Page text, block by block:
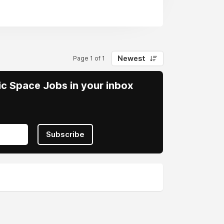
Page 1 of 1 Newest
Space Jobs in your inbox
Subscribe